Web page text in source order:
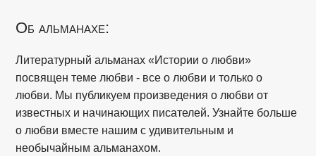
Об альманахе:
Литературный альманах «Истории о любви»
посвящен теме любви - все о любви и только о
любви. Мы публикуем произведения о любви от
известных и начинающих писателей. Узнайте больше
о любви вместе нашим с удивительным и
необычайным альманахом.